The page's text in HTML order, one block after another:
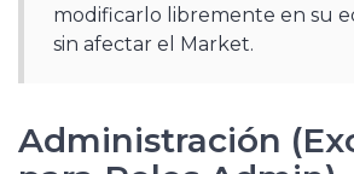
modificarlo libremente en su
sin afectar el Market.
Administración